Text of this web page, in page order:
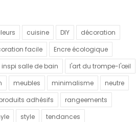
cuisine DIY
décoration
facile
Encre écologique
inspi salle de bain
l'art du trompe-l'œil
meubles minimalisme
neutre
adhésifs
rangeements
style
tendances